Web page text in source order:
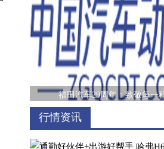
福田汽车29周年：致敬每一
行情资讯